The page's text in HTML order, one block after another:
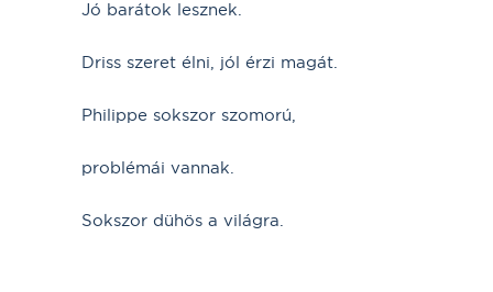
Jó barátok lesznek.
Driss szeret élni, jól érzi magát.
Philippe sokszor szomorú,
problémái vannak.
Sokszor dühös a világra.